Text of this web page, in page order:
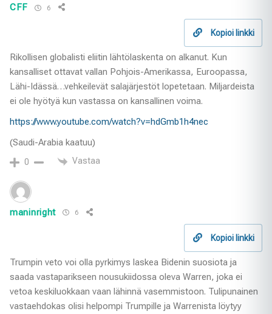
CFF 6
Kopioi linkki
Rikollisen globalisti eliitin lähtölaskenta on alkanut. Kun
kansalliset ottavat vallan Pohjois-Amerikassa, Euroopassa,
Lähi-Idässä…vehkeilevät salajärjestöt lopetetaan. Miljardeista
ei ole hyötyä kun vastassa on kansallinen voima.
https://www.youtube.com/watch?v=hdGmb1h4nec
(Saudi-Arabia kaatuu)
0 Vastaa
maninright 6
Kopioi linkki
Trumpin veto voi olla pyrkimys laskea Bidenin suosiota ja
saada vastaparikseen nousukiidossa oleva Warren, joka ei
vetoa keskiluokkaan vaan lähinnä vasemmistoon. Tulipunainen
vastaehdokas olisi helpompi Trumpille ja Warrenista löytyy